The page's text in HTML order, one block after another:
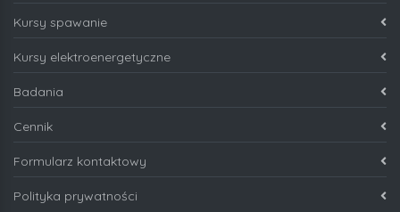
Kursy spawanie
Kursy elektroenergetyczne
Badania
Cennik
Formularz kontaktowy
Polityka prywatności